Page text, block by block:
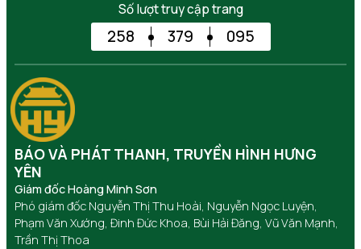
Số lượt truy cập trang
258 379 095
BÁO VÀ PHÁT THANH, TRUYỀN HÌNH HƯNG
YÊN
Giám đốc Hoàng Minh Sơn
Phó giám đốc Nguyễn Thị Thu Hoài, Nguyễn Ngọc Luyện,
Phạm Văn Xướng, Đinh Đức Khoa, Bùi Hải Đăng, Vũ Văn Mạnh,
Trần Thị Thoa